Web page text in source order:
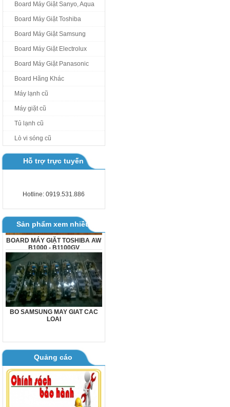
Board Máy Giặt Sanyo, Aqua
Board Máy Giặt Toshiba
Board Máy Giặt Samsung
Board Máy Giặt Electrolux
Board Máy Giặt Panasonic
Board Hãng Khác
Máy lạnh cũ
Máy giặt cũ
Tủ lạnh cũ
Lò vi sóng cũ
Hỗ trợ trực tuyến
Hotline: 0919.531.886
Sản phẩm xem nhiều
BOARD MÁY GIẶT TOSHIBA AW
B1000 - B1100GV
BO SAMSUNG MAY GIAT CAC
LOAI
Quảng cáo